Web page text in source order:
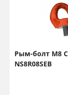
Рым-болт М8
NS8R08SEB